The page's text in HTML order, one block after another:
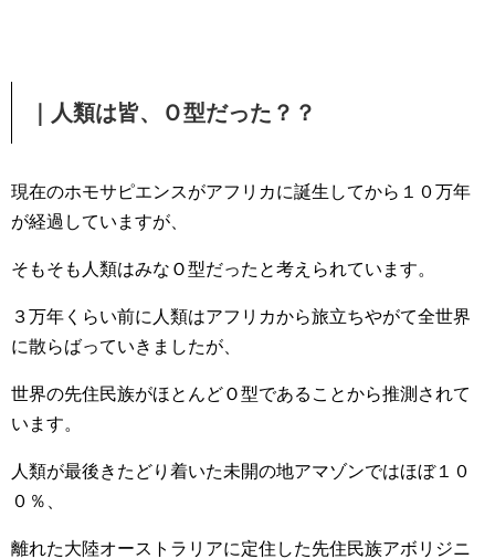
｜人類は皆、Ｏ型だった？？
現在のホモサピエンスがアフリカに誕生してから１０万年
が経過していますが、
そもそも人類はみなＯ型だったと考えられています。
３万年くらい前に人類はアフリカから旅立ちやがて全世界
に散らばっていきましたが、
世界の先住民族がほとんどＯ型であることから推測されて
います。
人類が最後きたどり着いた未開の地アマゾンではほぼ１０
０％、
離れた大陸オーストラリアに定住した先住民族アボリジニ